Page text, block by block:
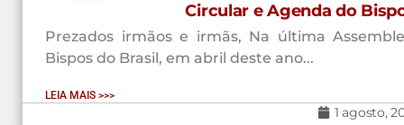
Circular e Agenda do
Prezados irmãos e irmãs, Na última
Bispos do Brasil, em abril deste ano...
LEIA MAIS >>>
1 agosto,